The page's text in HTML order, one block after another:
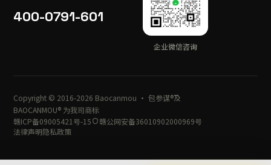
400-0791-601
企业微信咨询
Copyright © 2016-2026 Baocanmou · 包参谋®及
BAOCANMOU® 为我司商标
赣ICP备09005421号-15
赣公网安备36010902000969号
法律声明隐私政策